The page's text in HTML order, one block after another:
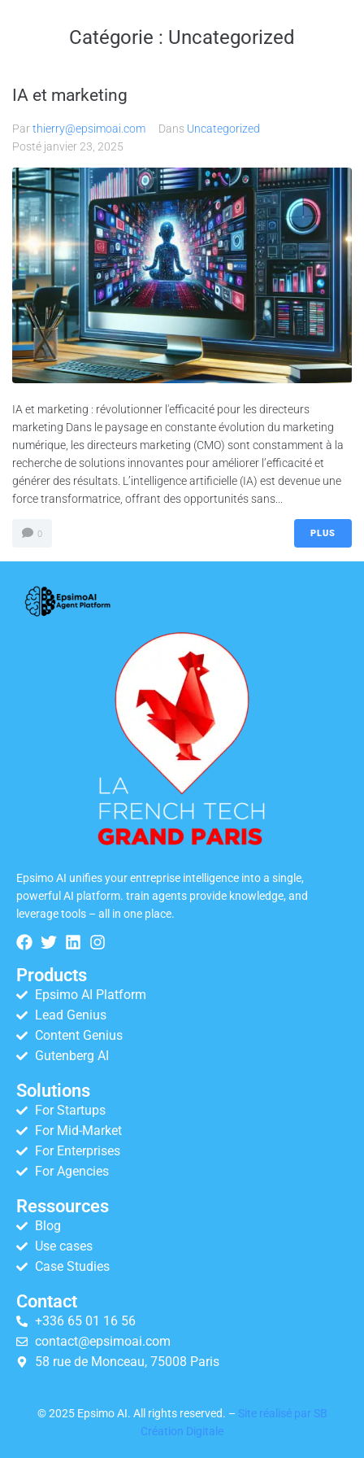
Catégorie : Uncategorized
IA et marketing
Parthierry@epsimoai.com Dans Uncategorized
Posté janvier 23, 2025
IA et marketing : révolutionner l'efficacité pour les directeurs
marketing Dans le paysage en constante évolution du marketing
numérique, les directeurs marketing (CMO) sont constamment à la
recherche de solutions innovantes pour améliorer l’efficacité et
générer des résultats. L’intelligence artificielle (IA) est devenue une
force transformatrice, offrant des opportunités sans...
0 PLUS
Epsimo AI unifies your entreprise intelligence into a single,
powerful AI platform. train agents provide knowledge, and
leverage tools – all in one place.
Products
Epsimo AI Platform
Lead Genius
Content Genius
Gutenberg AI
Solutions
For Startups
For Mid-Market
For Enterprises
For Agencies
Ressources
Blog
Use cases
Case Studies
Contact
+336 65 01 16 56
contact@epsimoai.com
58 rue de Monceau, 75008 Paris
© 2025 Epsimo AI. All rights reserved. – Site réalisé par SB
Création Digitale